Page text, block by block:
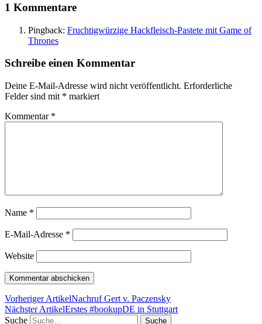
1 Kommentare
Pingback: Fruchtigwürzige Hackfleisch-Pastete mit Game of
Thrones
Schreibe einen Kommentar
Deine E-Mail-Adresse wird nicht veröffentlicht. Erforderliche
Felder sind mit * markiert
Kommentar *
Name *
E-Mail-Adresse *
Website
Vorheriger ArtikelNachruf Gert v. Paczensky
Nächster ArtikelErstes #bookupDE in Stuttgart
Suche